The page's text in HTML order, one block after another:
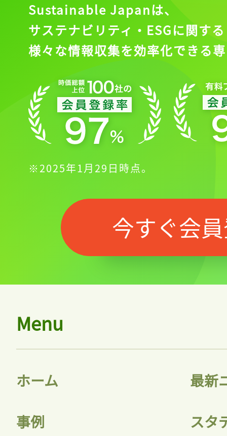
Sustainable Japanは、
サステナビリティ・ESGに関する
様々な情報収集を効率化できる
※2025年1月29日時点。
今すぐ会
Menu
ホーム 最新
事例 スタ